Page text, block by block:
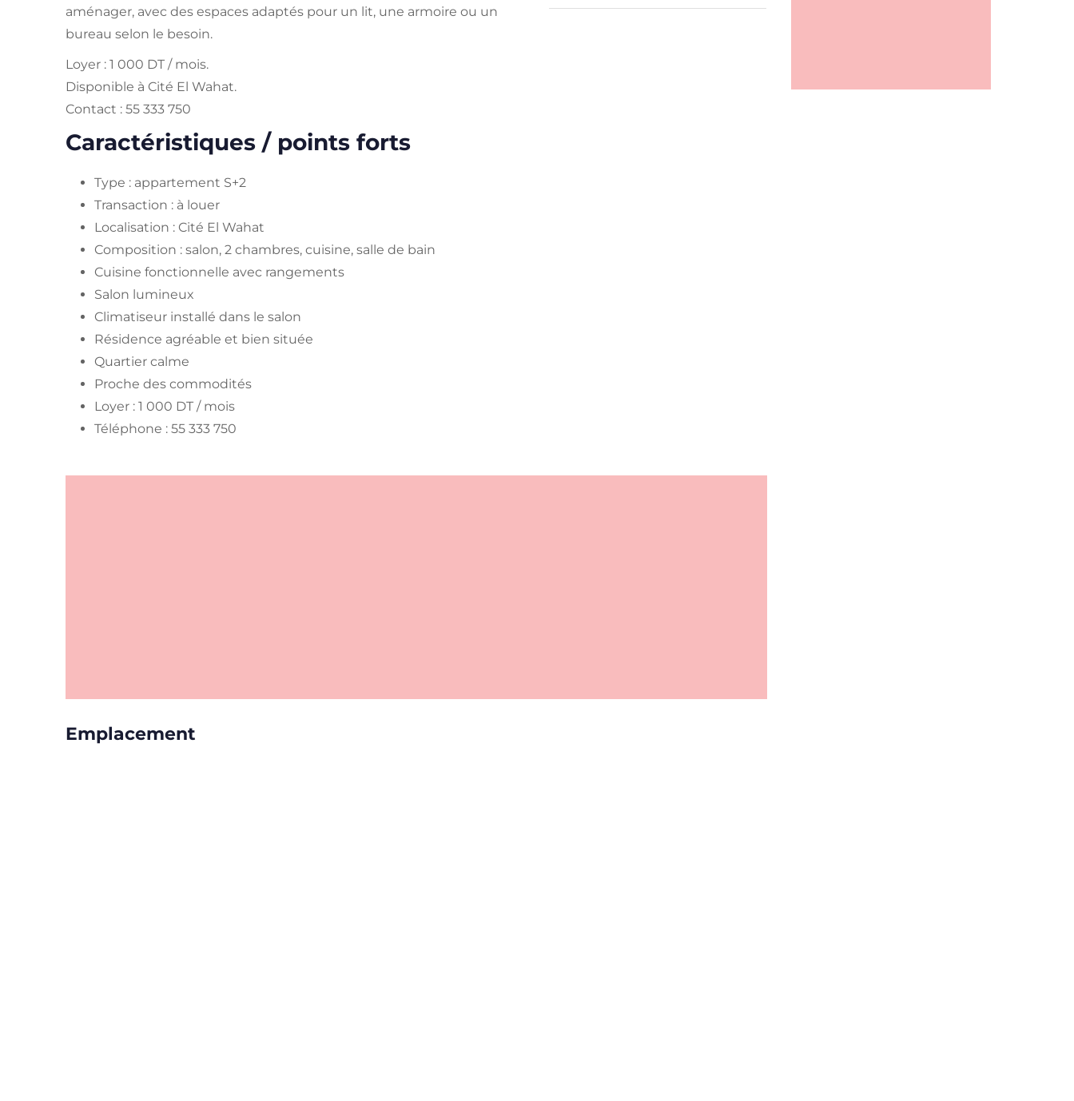
aménager, avec des espaces adaptés pour un lit, une armoire ou un
bureau selon le besoin.
Loyer : 1 000 DT / mois.
Disponible à Cité El Wahat.
Contact : 55 333 750
Caractéristiques / points forts
Type : appartement S+2
Transaction : à louer
Localisation : Cité El Wahat
Composition : salon, 2 chambres, cuisine, salle de bain
Cuisine fonctionnelle avec rangements
Salon lumineux
Climatiseur installé dans le salon
Résidence agréable et bien située
Quartier calme
Proche des commodités
Loyer : 1 000 DT / mois
Téléphone : 55 333 750
Emplacement